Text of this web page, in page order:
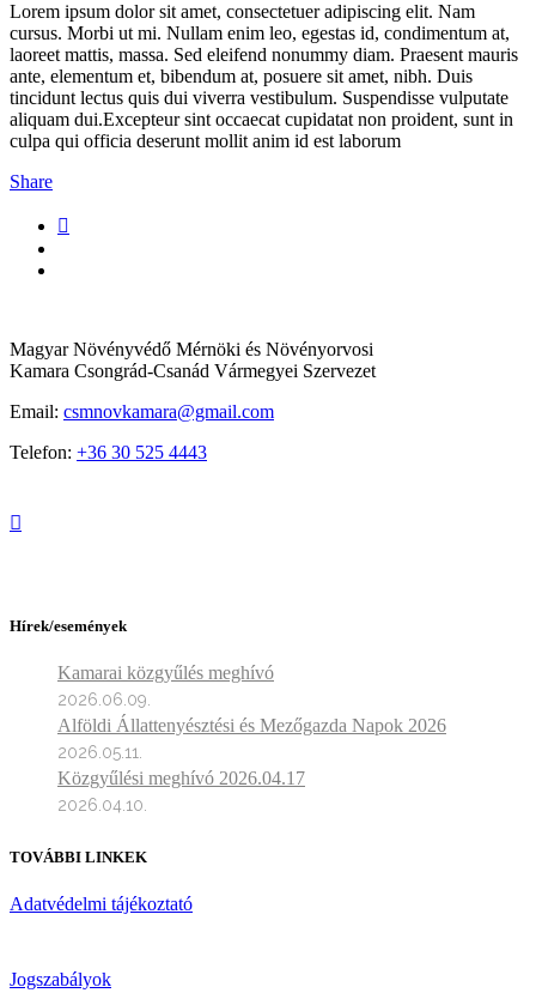
Lorem ipsum dolor sit amet, consectetuer adipiscing elit. Nam
cursus. Morbi ut mi. Nullam enim leo, egestas id, condimentum at,
laoreet mattis, massa. Sed eleifend nonummy diam. Praesent mauris
ante, elementum et, bibendum at, posuere sit amet, nibh. Duis
tincidunt lectus quis dui viverra vestibulum. Suspendisse vulputate
aliquam dui.Excepteur sint occaecat cupidatat non proident, sunt in
culpa qui officia deserunt mollit anim id est laborum
Share
Magyar Növényvédő Mérnöki és Növényorvosi
Kamara Csongrád-Csanád Vármegyei Szervezet
Email: csmnovkamara@gmail.com
Telefon: +36 30 525 4443
Hírek/események
Kamarai közgyűlés meghívó
2026.06.09.
Alföldi Állattenyésztési és Mezőgazda Napok 2026
2026.05.11.
Közgyűlési meghívó 2026.04.17
2026.04.10.
TOVÁBBI LINKEK
Adatvédelmi tájékoztató
Jogszabályok